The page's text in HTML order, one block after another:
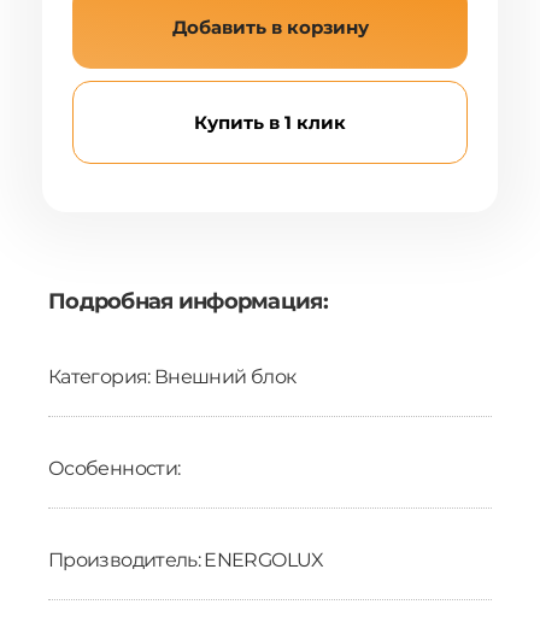
Добавить в корзину
Купить в 1 клик
Подробная информация:
Категория: Внешний блок
Особенности:
Производитель: ENERGOLUX